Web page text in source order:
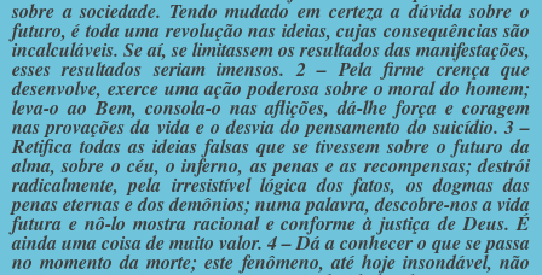
sobre a sociedade. Tendo mudado em certeza a dúvida sobre o
futuro, é toda uma revolução nas ideias, cujas consequências são
incalculáveis. Se aí, se limitassem os resultados das manifestações,
esses resultados seriam imensos. 2 – Pela firme crença que
desenvolve, exerce uma ação poderosa sobre o moral do homem;
leva-o ao Bem, consola-o nas aflições, dá-lhe força e coragem
nas provações da vida e o desvia do pensamento do suicídio. 3 –
Retifica todas as ideias falsas que se tivessem sobre o futuro da
alma, sobre o céu, o inferno, as penas e as recompensas; destrói
radicalmente, pela irresistível lógica dos fatos, os dogmas das
penas eternas e dos demônios; numa palavra, descobre-nos a vida
futura e nô-lo mostra racional e conforme à justiça de Deus. É
ainda uma coisa de muito valor. 4 – Dá a conhecer o que se passa
no momento da morte; este fenômeno, até hoje insondável, não